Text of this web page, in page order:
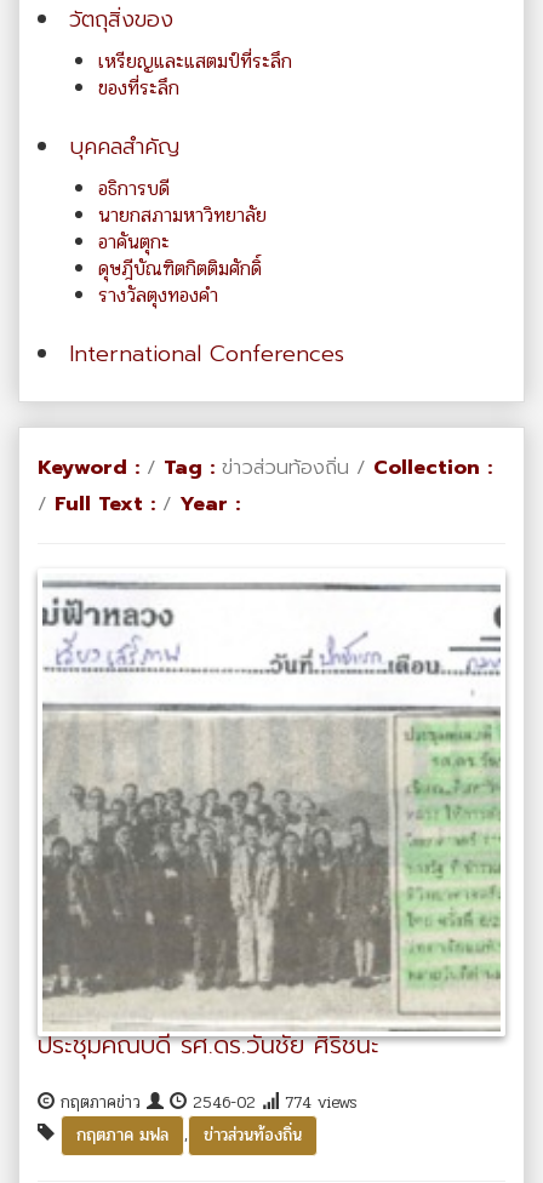
วัตถุสิ่งของ
เหรียญและแสตมป์ที่ระลึก
ของที่ระลึก
บุคคลสำคัญ
อธิการบดี
นายกสภามหาวิทยาลัย
อาคันตุกะ
ดุษฎีบัณฑิตกิตติมศักดิ์
รางวัลตุงทองคำ
International Conferences
Keyword : / Tag : ข่าวส่วนท้องถิ่น / Collection :
/ Full Text : / Year :
ประชุมคณบดี รศ.ดร.วันชัย ศิริชนะ
กฤตภาคข่าว 2546-02
774 views
กฤตภาค มฟล
, ข่าวส่วนท้องถิ่น